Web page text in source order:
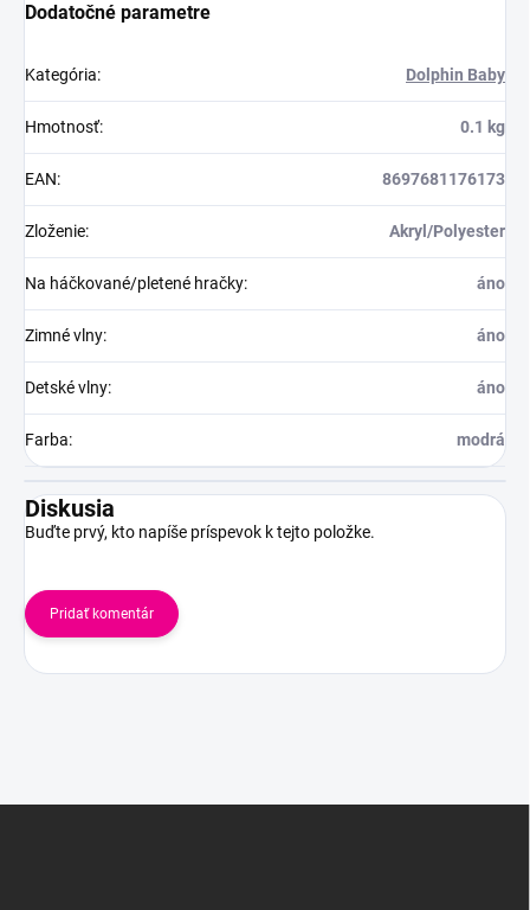
Dodatočné parametre
Kategória: Dolphin Baby
Hmotnosť: 0.1 kg
EAN: 8697681176173
Zloženie: Akryl/Polyester
Na háčkované/pletené hračky: áno
Zimné vlny: áno
Detské vlny: áno
Farba: modrá
Diskusia
Buďte prvý, kto napíše príspevok k tejto položke.
Pridať komentár